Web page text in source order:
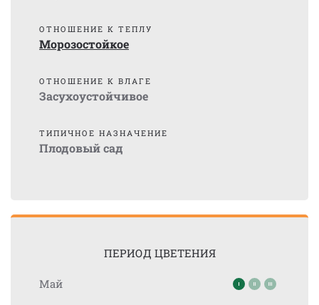
ОТНОШЕНИЕ К ТЕПЛУ
Морозостойкое
ОТНОШЕНИЕ К ВЛАГЕ
Засухоустойчивое
ТИПИЧНОЕ НАЗНАЧЕНИЕ
Плодовый сад
ПЕРИОД ЦВЕТЕНИЯ
Май